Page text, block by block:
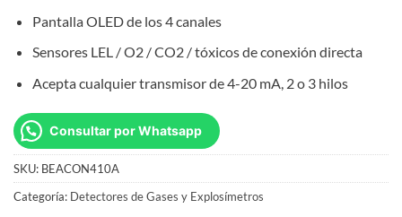
Pantalla OLED de los 4 canales
Sensores LEL / O2 / CO2 / tóxicos de conexión directa
Acepta cualquier transmisor de 4-20 mA, 2 o 3 hilos
Consultar por Whatsapp
SKU: BEACON410A
Categoría: Detectores de Gases y Explosímetros